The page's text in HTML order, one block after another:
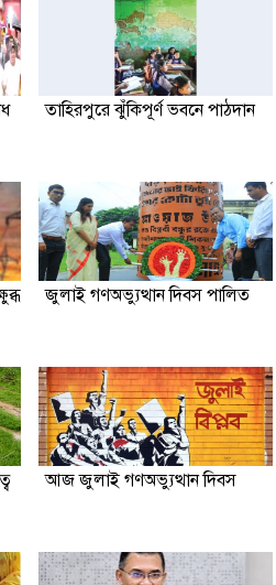
তাহিরপুরে ঝুঁকিপূর্ণ ভবনে পাঠদান
জুলাই গণঅভ্যুত্থান দিবস পালিত
আজ জুলাই গণঅভ্যুত্থান দিবস